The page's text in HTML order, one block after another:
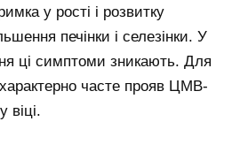
у рості і розвитку
печінки і селезінки. У
ці симптоми зникають. Для
характерно часте прояв ЦМВ-
віці.